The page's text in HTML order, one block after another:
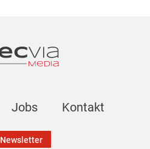
Jobs Kontakt
Newsletter